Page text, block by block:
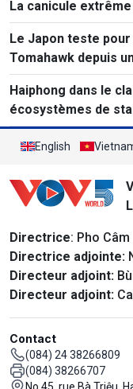
La canicule
Le Japon teste
Tomahawk depuis
Haiphong dans le
écosystèmes de
performants au
English
Directrice: Pho Câm
Directrice adjointe:
Directeur adjoint:
Directeur adjoint:
Contact
(084) 24 38266809
(084) 38266707
No 45, rue Bà Triệu,